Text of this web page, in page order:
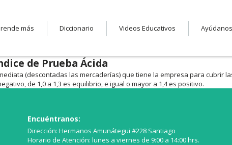
más Diccionario Videos Educativos
de Prueba Ácida
(descontadas las mercaderías) que tiene la empresa para cubrir
de 1,0 a 1,3 es equilibrio, e igual o mayor a 1,4 es positivo.
Encuéntranos:
Dirección: Hermanos Amunátegui #228 Santiago
Horario de Atención: lunes a viernes de 9:00 a 14:00 hrs.